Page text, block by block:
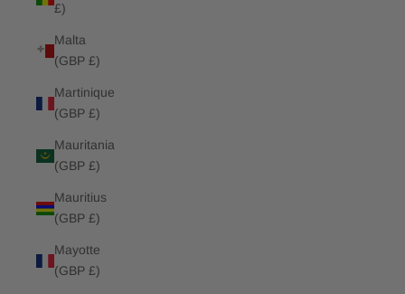
£)
Malta
(GBP £)
Martinique
(GBP £)
Mauritania
(GBP £)
Mauritius
(GBP £)
Mayotte
(GBP £)